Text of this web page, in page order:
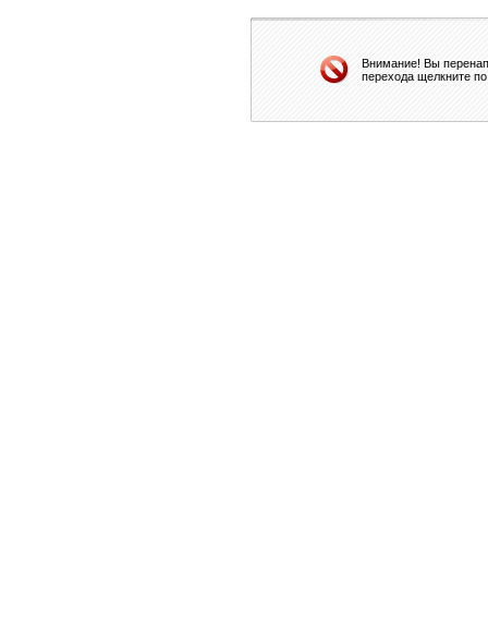
Внимание! Вы
перехода щелкните